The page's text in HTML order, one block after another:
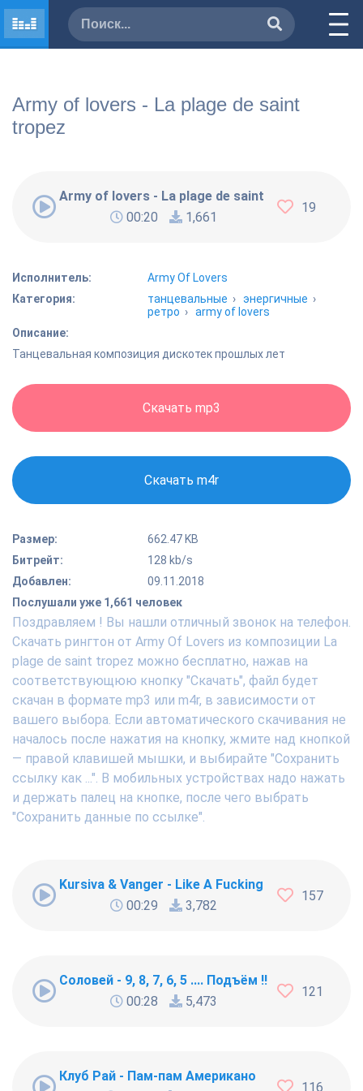
Army of lovers - La plage de saint
tropez
Army of lovers - La plage de saint tropez
00:20
1,661
19
Исполнитель:
Army Of Lovers
Категория:
танцевальные ›энергичные ›
ретро ›army of lovers
Описание:
Танцевальная композиция дискотек прошлых лет
Скачать mp3
Скачать m4r
Размер:
662.47 KB
Битрейт:
128 kb/s
Добавлен:
09.11.2018
Послушали уже 1,661 человек
Поздравляем ! Вы нашли отличный звонок на телефон.
Скачать рингтон от Army Of Lovers из композиции La
plage de saint tropez можно бесплатно, нажав на
соответствующюю кнопку "Скачать", файл будет
скачан в формате mp3 или m4r, в зависимости от
вашего выбора. Если автоматического скачивания не
началось после нажатия на кнопку, жмите над кнопкой
— правой клавишей мышки, и выбирайте "Сохранить
ссылку как ...". В мобильных устройствах надо нажать
и держать палец на кнопке, после чего выбрать
"Сохранить данные по ссылке".
Kursiva & Vanger - Like A Fucking Newbie
00:29
3,782
157
Соловей - 9, 8, 7, 6, 5 .... Подъём !!!
00:28
5,473
121
Клуб Рай - Пам-пам Американо
116